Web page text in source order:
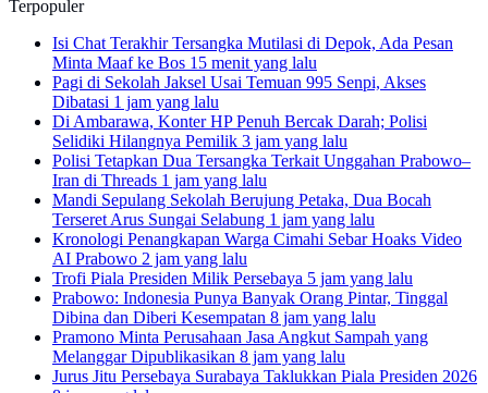
Terpopuler
Isi Chat Terakhir Tersangka Mutilasi di Depok, Ada Pesan
Minta Maaf ke Bos 15 menit yang lalu
Pagi di Sekolah Jaksel Usai Temuan 995 Senpi, Akses
Dibatasi 1 jam yang lalu
Di Ambarawa, Konter HP Penuh Bercak Darah; Polisi
Selidiki Hilangnya Pemilik 3 jam yang lalu
Polisi Tetapkan Dua Tersangka Terkait Unggahan Prabowo–
Iran di Threads 1 jam yang lalu
Mandi Sepulang Sekolah Berujung Petaka, Dua Bocah
Terseret Arus Sungai Selabung 1 jam yang lalu
Kronologi Penangkapan Warga Cimahi Sebar Hoaks Video
AI Prabowo 2 jam yang lalu
Trofi Piala Presiden Milik Persebaya 5 jam yang lalu
Prabowo: Indonesia Punya Banyak Orang Pintar, Tinggal
Dibina dan Diberi Kesempatan 8 jam yang lalu
Pramono Minta Perusahaan Jasa Angkut Sampah yang
Melanggar Dipublikasikan 8 jam yang lalu
Jurus Jitu Persebaya Surabaya Taklukkan Piala Presiden 2026